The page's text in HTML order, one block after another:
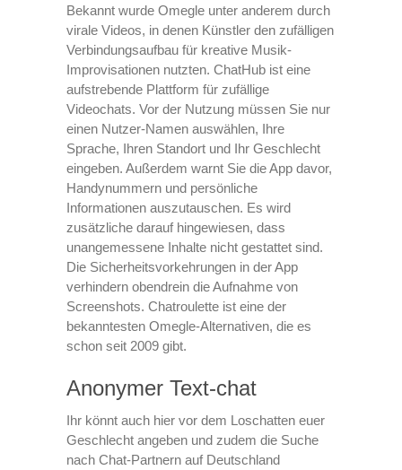
Bekannt wurde Omegle unter anderem durch
virale Videos, in denen Künstler den zufälligen
Verbindungsaufbau für kreative Musik-
Improvisationen nutzten. ChatHub ist eine
aufstrebende Plattform für zufällige
Videochats. Vor der Nutzung müssen Sie nur
einen Nutzer-Namen auswählen, Ihre
Sprache, Ihren Standort und Ihr Geschlecht
eingeben. Außerdem warnt Sie die App davor,
Handynummern und persönliche
Informationen auszutauschen. Es wird
zusätzliche darauf hingewiesen, dass
unangemessene Inhalte nicht gestattet sind.
Die Sicherheitsvorkehrungen in der App
verhindern obendrein die Aufnahme von
Screenshots. Chatroulette ist eine der
bekanntesten Omegle-Alternativen, die es
schon seit 2009 gibt.
Anonymer Text-chat
Ihr könnt auch hier vor dem Loschatten euer
Geschlecht angeben und zudem die Suche
nach Chat-Partnern auf Deutschland